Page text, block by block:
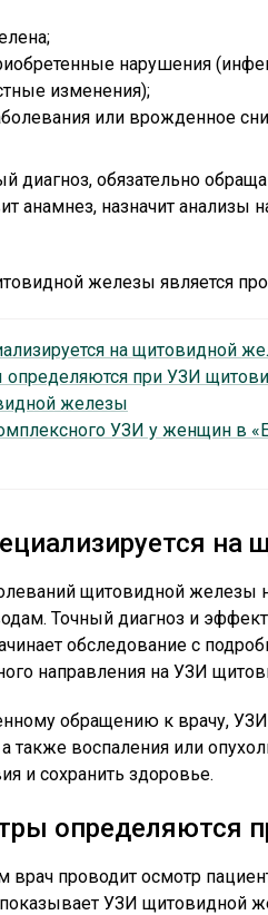
нарушения
изменения);
или врожденное
диагноз, обязательно
анамнез, назначит
железы является
на щитовидной
определяются при УЗИ
железы
УЗИ у женщин в
на
щитовидной железы
Точный диагноз и
обследование с
направления на УЗИ
обращению к врачу,
воспаления или
и сохранить здоровье.
определяются
проводит осмотр
УЗИ щитовидной